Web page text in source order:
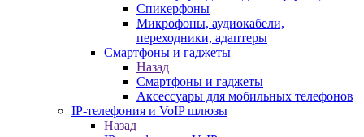
Спикерфоны
Микрофоны, аудиокабели,
переходники, адаптеры
Смартфоны и гаджеты
Назад
Смартфоны и гаджеты
Аксессуары для мобильных телефонов
IP-телефония и VoIP шлюзы
Назад